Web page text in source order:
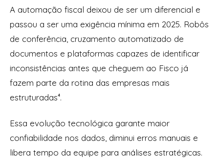
A automação fiscal deixou de ser um diferencial e
passou a ser uma exigência mínima em 2025. Robôs
de conferência, cruzamento automatizado de
documentos e plataformas capazes de identificar
inconsistências antes que cheguem ao Fisco já
fazem parte da rotina das empresas mais
estruturadas⁴.
Essa evolução tecnológica garante maior
confiabilidade nos dados, diminui erros manuais e
libera tempo da equipe para análises estratégicas.